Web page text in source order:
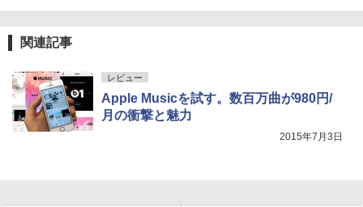
関連記事
レビュー
Apple Musicを試す。数百万曲が980円/
月の衝撃と魅力
2015年7月3日